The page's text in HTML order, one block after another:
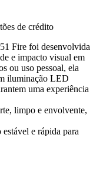
de crédito
Fire foi desenvolvida
e impacto visual em
ou uso pessoal, ela
iluminação LED
uma experiência
limpo e envolvente,
e rápida para